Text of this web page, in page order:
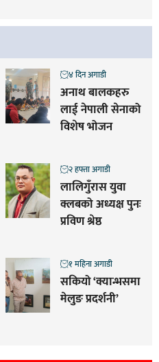
अनाथ बालकहरु
लाई नेपाली सेनाको
विशेष भोजन
४ दिन अगाडी
लालिगुँरास युवा
क्लबको अध्यक्ष पुनः
प्रविण श्रेष्ठ
२ हफ्ता अगाडी
सकियो ‘क्यान्भसमा
मेलुङ प्रदर्शनी’
१ महिना अगाडी